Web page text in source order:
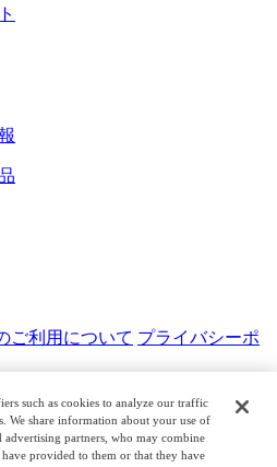
ご利用について プライバシーポ
CORPORATION. ALL RIGHTS
業広報
such as cookies to analyze our traffic
We share information about your use of
partners, who may combine
provided to them or that they have